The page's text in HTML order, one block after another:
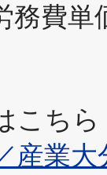
務費
こちら
産業大